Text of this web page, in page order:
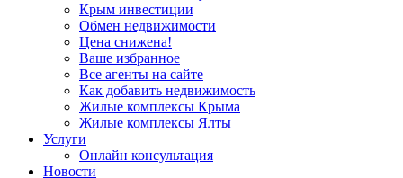
Крым инвестиции
Обмен недвижимости
Цена снижена!
Ваше избранное
Все агенты на сайте
Как добавить недвижимость
Жилые комплексы Крыма
Жилые комплексы Ялты
Услуги
Онлайн консультация
Новости